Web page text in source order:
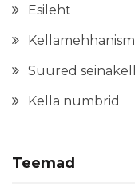
Esileht
Suured
Kella numbrid
Teemad